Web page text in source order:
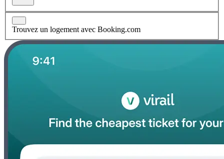
Trouvez un logement avec Booking.com